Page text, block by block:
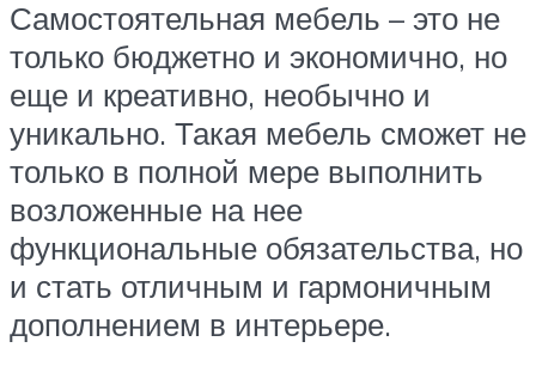
Самостоятельная мебель – это не
только бюджетно и экономично, но
еще и креативно, необычно и
уникально. Такая мебель сможет не
только в полной мере выполнить
возложенные на нее
функциональные обязательства, но
и стать отличным и гармоничным
дополнением в интерьере.